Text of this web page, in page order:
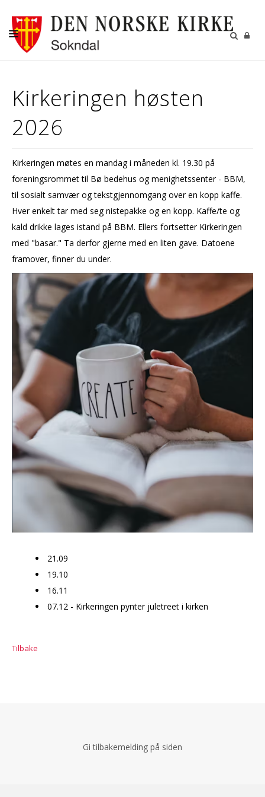
DÅP-BRYLLUP-GRAVFERD
GRAVSTELL
TROSOPPLÆRING
MENIGHETSBLAD
MØTEPAPIRER MR OG FR
OVERSIKT OVER HALVÅRET
Kirkeringen høsten
2026
Kirkeringen møtes en mandag i måneden kl. 19.30 på
foreningsrommet til Bø bedehus og menighetssenter - BBM,
til sosialt samvær og tekstgjennomgang over en kopp kaffe.
Hver enkelt tar med seg nistepakke og en kopp. Kaffe/te og
kald drikke lages istand på BBM. Ellers fortsetter Kirkeringen
med "basar." Ta derfor gjerne med en liten gave. Datoene
framover, finner du under.
21.09
19.10
16.11
07.12 - Kirkeringen pynter juletreet i kirken
Tilbake
Gi tilbakemelding på siden